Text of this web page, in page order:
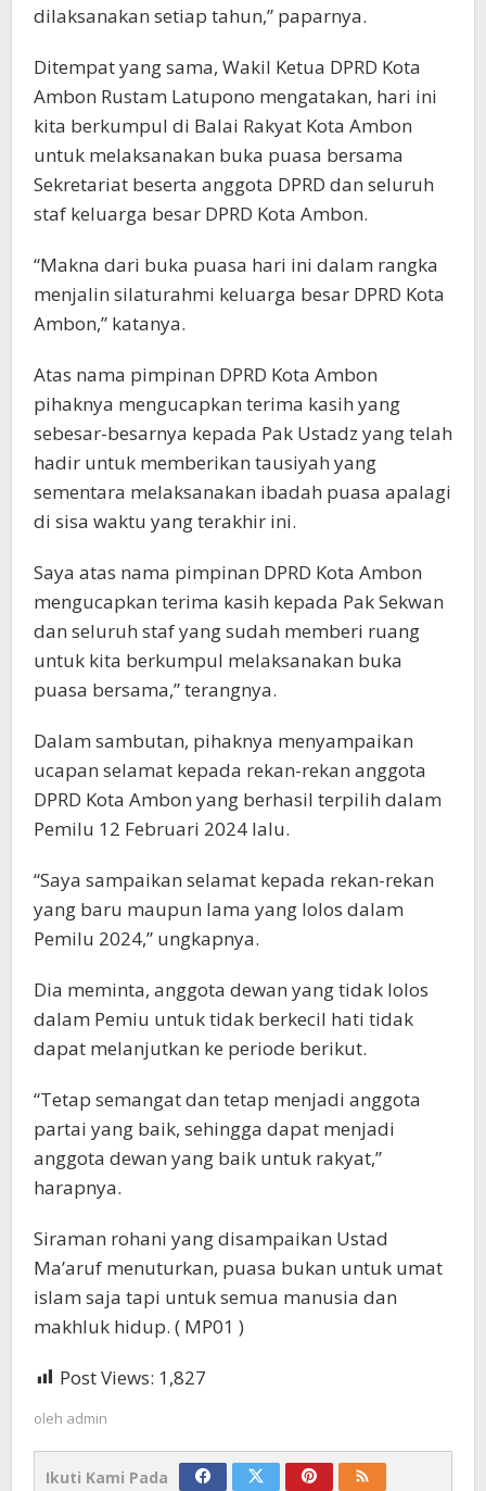
dilaksanakan setiap tahun,” paparnya.
Ditempat yang sama, Wakil Ketua DPRD Kota
Ambon Rustam Latupono mengatakan, hari ini
kita berkumpul di Balai Rakyat Kota Ambon
untuk melaksanakan buka puasa bersama
Sekretariat beserta anggota DPRD dan seluruh
staf keluarga besar DPRD Kota Ambon.
“Makna dari buka puasa hari ini dalam rangka
menjalin silaturahmi keluarga besar DPRD Kota
Ambon,” katanya.
Atas nama pimpinan DPRD Kota Ambon
pihaknya mengucapkan terima kasih yang
sebesar-besarnya kepada Pak Ustadz yang telah
hadir untuk memberikan tausiyah yang
sementara melaksanakan ibadah puasa apalagi
di sisa waktu yang terakhir ini.
Saya atas nama pimpinan DPRD Kota Ambon
mengucapkan terima kasih kepada Pak Sekwan
dan seluruh staf yang sudah memberi ruang
untuk kita berkumpul melaksanakan buka
puasa bersama,” terangnya.
Dalam sambutan, pihaknya menyampaikan
ucapan selamat kepada rekan-rekan anggota
DPRD Kota Ambon yang berhasil terpilih dalam
Pemilu 12 Februari 2024 lalu.
“Saya sampaikan selamat kepada rekan-rekan
yang baru maupun lama yang lolos dalam
Pemilu 2024,” ungkapnya.
Dia meminta, anggota dewan yang tidak lolos
dalam Pemiu untuk tidak berkecil hati tidak
dapat melanjutkan ke periode berikut.
“Tetap semangat dan tetap menjadi anggota
partai yang baik, sehingga dapat menjadi
anggota dewan yang baik untuk rakyat,”
harapnya.
Siraman rohani yang disampaikan Ustad
Ma’aruf menuturkan, puasa bukan untuk umat
islam saja tapi untuk semua manusia dan
makhluk hidup. ( MP01 )
Post Views: 1,827
oleh admin
Ikuti Kami Pada